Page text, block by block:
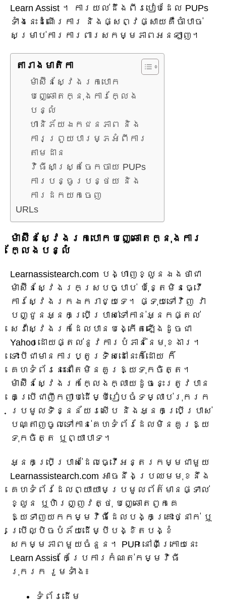
Learn Assist ។ ការយល់ដឹងពីរបៀបដែល PUPs
ទាំងនេះដំណើរការ និងផ្សព្វផ្សាយគឺចាំបាច់
សម្រាប់ការការពារសកម្មភាពអនឡាញ។
តារាង​មាតិកា
ម៉ាស៊ីនស្វែងរកបោក
បញ្ឆោតក្នុងការក្លែង
បន្លំ
ហានិភ័យឯកជនភាព និង
ការព្រួយបារម្ភអំពីការ
តាមដាន
វិធីសាស្រ្តចែកចាយ PUPs
ការបន្ធូរបន្ថយ និង
ការដកយកចេញ
URLs
ម៉ាស៊ីនស្វែងរកបោកបញ្ឆោតក្នុងការ
ក្លែងបន្លំ
Learnassistearch.com បង្ហាញខ្លួនឯងថាជា
ម៉ាស៊ីនស្វែងរកស្របច្បាប់ ប៉ុន្តែមិនធ្វើ
ការស្វែងរកឯករាជ្យទេ។ ផ្ទុយទៅវិញ វា
បញ្ជូនអ្នកប្រើប្រាស់ទៅកាន់អ្នកផ្តល់
សេវាស្វែងរកដែលបានបង្កើតឡើងដូចជា
Yahoo ដោយផ្តល់នូវការបំភាន់នៃមុខងារ។
ទោះបីជាមានការប្តូរទិសដៅនេះក៏ដោយ ក៏
គេហទំព័រនេះនៅតែមិនគួរឱ្យទុកចិត្ត។
ម៉ាស៊ីនស្វែងរកក្លែងក្លាយដូចនេះត្រូវបាន
គេប្រើជាញឹកញាប់ដើម្បីរៀបចំទម្លាប់រុករក
ប្រមូលទិន្នន័យរសើប និងអ្នកប្រើប្រាស់
បណ្តាញចូលទៅកាន់គេហទំព័រដែលមិនគួរឱ្យ
ទុកចិត្ត ឬព្យាបាទ។
អ្នកប្រើប្រាស់ដែលធ្វើអន្តរកម្មជាមួយ
Learnassistearch.com អាចនឹងប្រឈមមុខនឹង
គេហទំព័រដែលព្យាយាមប្រមូលព័ត៌មានផ្ទាល់
ខ្លួន ឬហិរញ្ញវត្ថុ បញ្ឆោតពួកគេ
ឱ្យទាញយកកម្មវិធីដែលបង្កគ្រោះថ្នាក់ ឬ
ប្រើល្បិចបំភ័យដើម្បីបង្ខិតបង្ខំ
សកម្មភាពមួយចំនួន។ PUP នៅពីក្រោយនេះ
Learn Assist កែប្រែការកំណត់កម្មវិធី
រុករក រួមទាំង៖
ទំព័រដើម